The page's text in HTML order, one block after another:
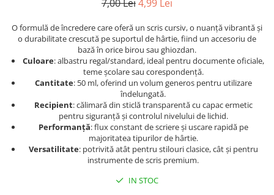
7,00 Lei4,99 Lei
O formulă de încredere care oferă un scris cursiv, o nuanță vibrantă și
o durabilitate crescută pe suportul de hârtie, fiind un accesoriu de
bază în orice birou sau ghiozdan.
Culoare: albastru regal/standard, ideal pentru documente oficiale,
teme școlare sau corespondență.
Cantitate: 50 ml, oferind un volum generos pentru utilizare
îndelungată.
Recipient: călimară din sticlă transparentă cu capac ermetic
pentru siguranță și controlul nivelului de lichid.
Performanță: flux constant de scriere și uscare rapidă pe
majoritatea tipurilor de hârtie.
Versatilitate: potrivită atât pentru stilouri clasice, cât și pentru
instrumente de scris premium.
IN STOC